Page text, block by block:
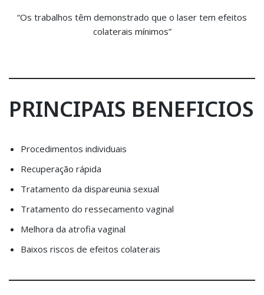
“Os trabalhos têm demonstrado que o laser tem efeitos
colaterais mínimos”
PRINCIPAIS BENEFICIOS
Procedimentos individuais
Recuperação rápida
Tratamento da dispareunia sexual
Tratamento do ressecamento vaginal
Melhora da atrofia vaginal
Baixos riscos de efeitos colaterais